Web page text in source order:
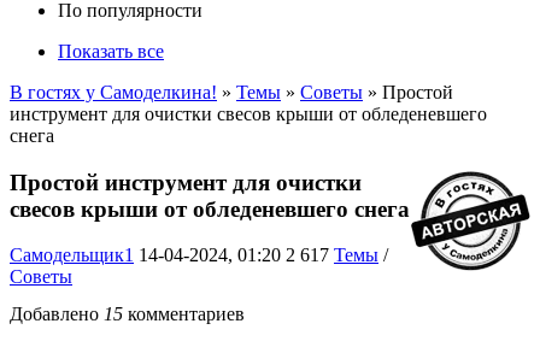
По популярности
Показать все
В гостях у Самоделкина! » Темы » Советы » Простой
инструмент для очистки свесов крыши от обледеневшего
снега
Простой инструмент для очистки
свесов крыши от обледеневшего снега
Самодельщик1 14-04-2024, 01:20 2 617 Темы /
Советы
Добавлено 15 комментариев